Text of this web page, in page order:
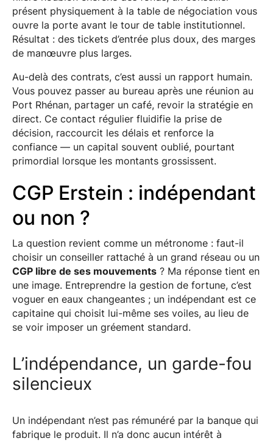
présent physiquement à la table de négociation vous
ouvre la porte avant le tour de table institutionnel.
Résultat : des tickets d’entrée plus doux, des marges
de manœuvre plus larges.
Au-delà des contrats, c’est aussi un rapport humain.
Vous pouvez passer au bureau après une réunion au
Port Rhénan, partager un café, revoir la stratégie en
direct. Ce contact régulier fluidifie la prise de
décision, raccourcit les délais et renforce la
confiance — un capital souvent oublié, pourtant
primordial lorsque les montants grossissent.
CGP Erstein : indépendant
ou non ?
La question revient comme un métronome : faut-il
choisir un conseiller rattaché à un grand réseau ou un
CGP libre de ses mouvements? Ma réponse tient en
une image. Entreprendre la gestion de fortune, c’est
voguer en eaux changeantes ; un indépendant est ce
capitaine qui choisit lui-même ses voiles, au lieu de
se voir imposer un gréement standard.
L’indépendance, un garde-fou
silencieux
Un indépendant n’est pas rémunéré par la banque qui
fabrique le produit. Il n’a donc aucun intérêt à